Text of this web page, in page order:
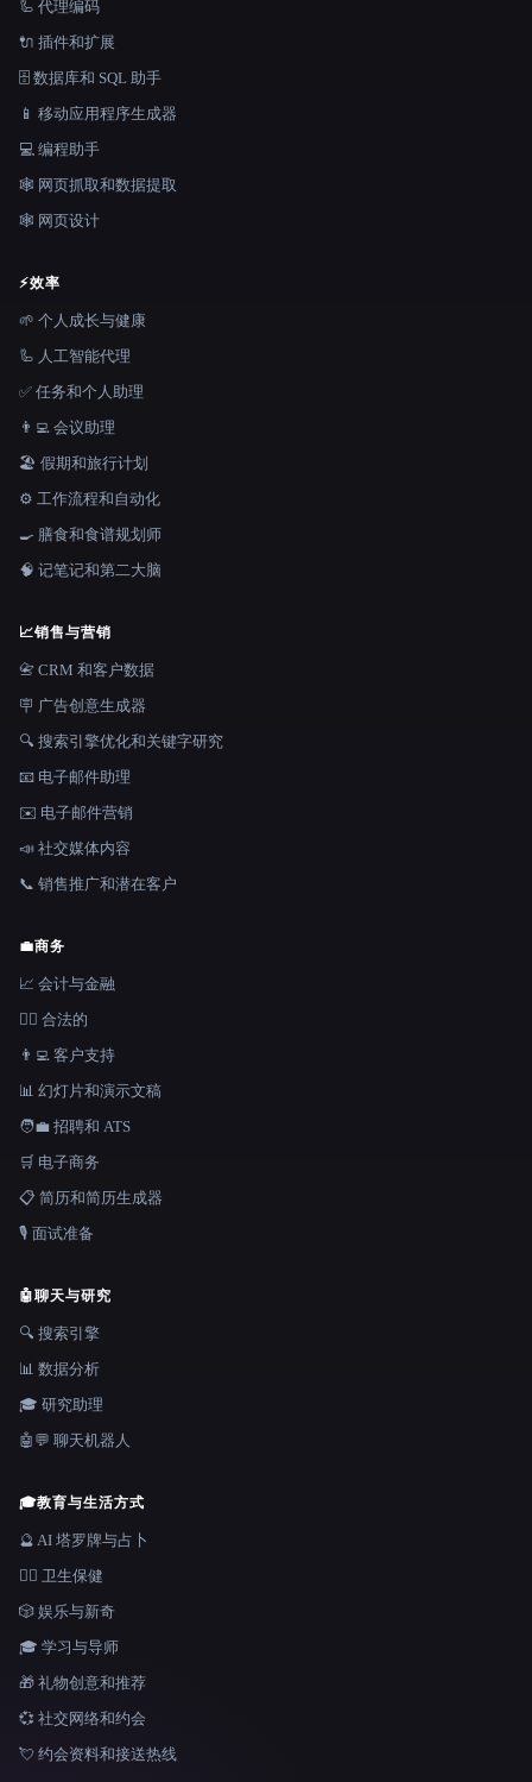
🦾 代理编码
🔌 插件和扩展
🗄️ 数据库和 SQL 助手
📱 移动应用程序生成器
💻 编程助手
🕸️ 网页抓取和数据提取
🕸 网页设计
⚡效率
🌱 个人成长与健康
🦾 人工智能代理
✅ 任务和个人助理
👨‍💻 会议助理
🏖 假期和旅行计划
⚙️ 工作流程和自动化
🍳 膳食和食谱规划师
🧠 记笔记和第二大脑
📈销售与营销
📇 CRM 和客户数据
🪧 广告创意生成器
🔍 搜索引擎优化和关键字研究
📧 电子邮件助理
✉️ 电子邮件营销
📣 社交媒体内容
📞 销售推广和潜在客户
💼商务
📈 会计与金融
👩‍⚖️ 合法的
👨‍💻 客户支持
📊 幻灯片和演示文稿
🧑‍💼 招聘和 ATS
🛒 电子商务
📋 简历和简历生成器
🎙️ 面试准备
🤖聊天与研究
🔍 搜索引擎
📊 数据分析
🎓 研究助理
🤖💬 聊天机器人
🎓教育与生活方式
🔮 AI 塔罗牌与占卜
👩‍⚕️ 卫生保健
🎲 娱乐与新奇
🎓 学习与导师
🎁 礼物创意和推荐
💞 社交网络和约会
💘 约会资料和接送热线